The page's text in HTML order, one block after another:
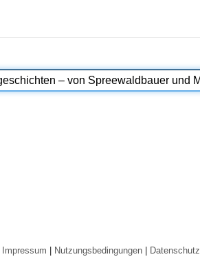
Impressum | Nutzungsbedingungen| Datenschutz